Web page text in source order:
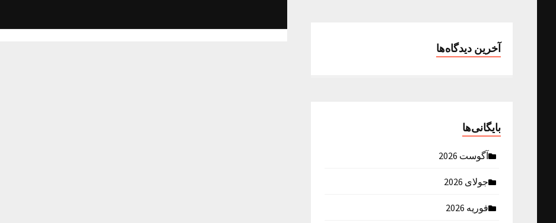
آخرین دیدگاه‌ها
بایگانی‌ها
آگوست 2026
جولای 2026
فوریه 2026